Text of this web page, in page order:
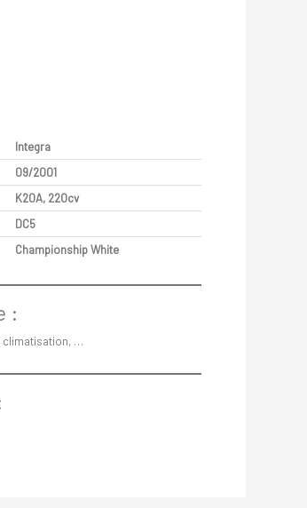
Integra
09/2001
K20A, 220cv
DC5
Championship White
:
climatisation, …